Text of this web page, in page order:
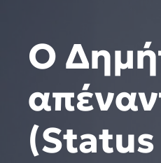
Ο
(Status